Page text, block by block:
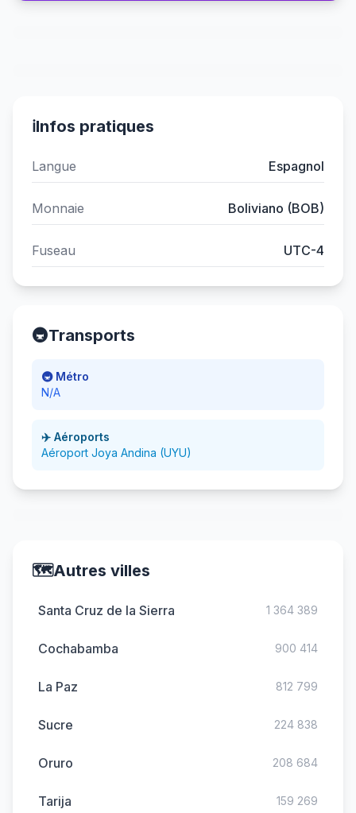
ℹ️Infos pratiques
Langue Espagnol
Monnaie Boliviano (BOB)
Fuseau UTC-4
🚇Transports
🚇 Métro
N/A
✈️ Aéroports
Aéroport Joya Andina (UYU)
🗺️Autres villes
Santa Cruz de la Sierra 1 364 389
Cochabamba 900 414
La Paz 812 799
Sucre 224 838
Oruro 208 684
Tarija 159 269